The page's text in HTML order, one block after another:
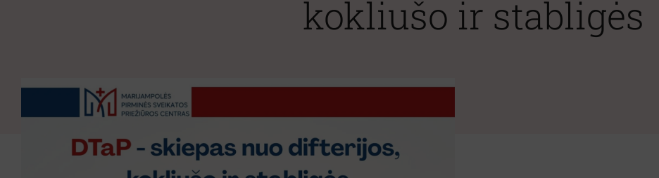
kokliušo ir stabligės